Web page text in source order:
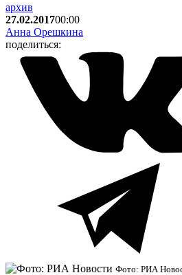
архив
27.02.201700:00
Анна Орешкина
поделиться:
Фото: РИА